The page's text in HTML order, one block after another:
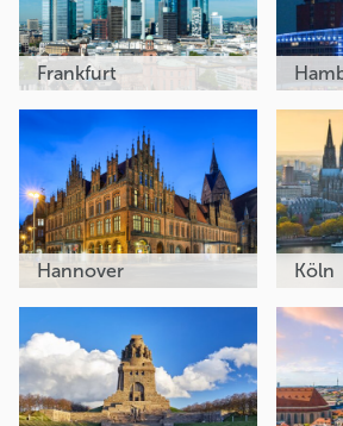
Frankfurt
Hannover Köln